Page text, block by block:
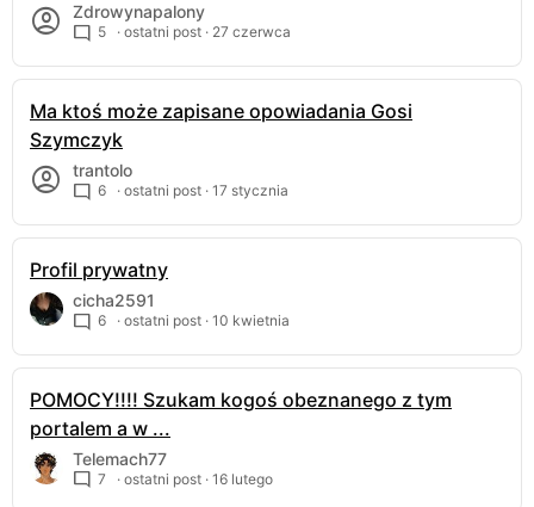
Zdrowynapalony
5 · ostatni post · 27 czerwca
Ma ktoś może zapisane opowiadania Gosi
Szymczyk
trantolo
6 · ostatni post · 17 stycznia
Profil prywatny
cicha2591
6 · ostatni post · 10 kwietnia
POMOCY!!!! Szukam kogoś obeznanego z tym
portalem a w ...
Telemach77
7 · ostatni post · 16 lutego